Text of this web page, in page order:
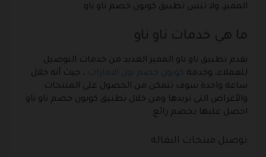
المميز، ولا تنس تطبيق كوبون خصم ناو ناو.
ما هي خدمات ناو ناو
يقدم تطبيق ناو ناو المميز العديد من خدمات التوصيل
للعملاء، وخدمة كوبون خصم نون الامارات ، حيث أنه خلال
ساعة واحدة سوف تتمكن من الحصول على المنتجات
والأغراض التي تريدها ومن خلال تطبيق كوبون خصم ناو ناو
احصل عليها بخصم رائع.
توصيل منتجات البقالة